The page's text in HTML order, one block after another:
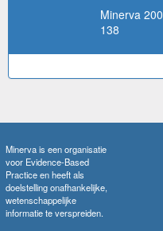
Minerva
138
Minerva is een organisatie
voor Evidence-Based
Practice en heeft als
doelstelling onafhankelijke,
wetenschappelijke
informatie te verspreiden.